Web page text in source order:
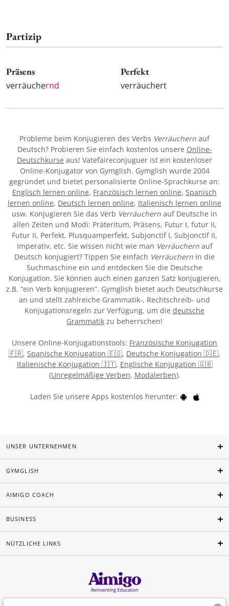
Partizip
Präsens
verräuchernd
Perfekt
verräuchert
Probleme beim Konjugieren des Verbs Verräuchern auf
Deutsch? Probieren Sie einfach kostenlos unsere Online-
Deutschkurse aus! Vatefaireconjuguer ist ein kostenloser
Online-Konjugator von Gymglish. Gymglish wurde 2004
gegründet und bietet personalisierte Online-Sprachkurse an:
Englisch lernen online, Französisch lernen online, Spanisch
lernen online, Deutsch lernen online, Italienisch lernen online
usw. Konjugieren Sie das Verb Verräuchern auf Deutsche in
allen Zeiten und Modi: Präteritum, Präsens, Futur I, futur II,
Futur II, Perfekt, Plusquamperfekt, Subjonctif I, Subjonctif II,
Imperativ, etc. Sie wissen nicht wie man Verräuchernauf
Deutsch konjugiert? Tippen Sie einfach Verräuchern in die
Suchmaschine ein und entdecken Sie die Deutsche
Konjugation. Sie können auch einen ganzen Satz konjugieren,
z.B. “ein Verb konjugieren”. Gymglish bietet auch Deutschkurse
an und stellt zahlreiche Grammatik-, Rechtschreib- und
Konjugationsregeln zur Verfügung, um die deutsche
Grammatik zu beherrschen!
Unsere Online-Konjugationstools: Französische Konjugation
🇫🇷, Spanische Konjugation 🇪🇸, Deutsche Konjugation 🇩🇪,
Italienische Konjugation 🇮🇹, Englische Konjugation 🇬🇧
(Unregelmäßige Verben, Modalerben).
Laden Sie unsere Apps kostenlos herunter:
UNSER UNTERNEHMEN
GYMGLISH
AIMIGO COACH
BUSINESS
NÜTZLICHE LINKS